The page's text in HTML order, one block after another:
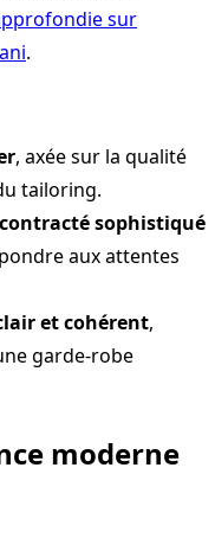
sur
.
, axée sur la qualité
tailoring.
sophistiqué
aux attentes
et cohérent,
garde-robe
moderne